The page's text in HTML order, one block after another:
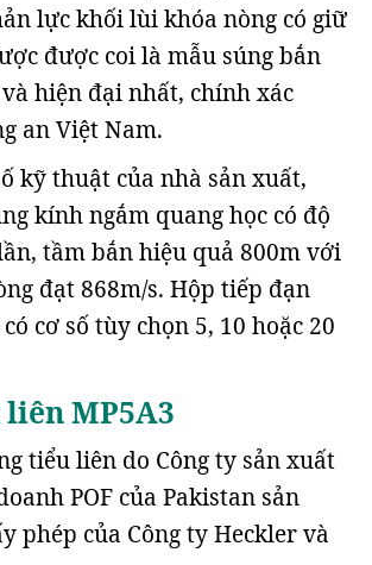
lực khối lùi khóa nòng có giữ
được coi là mẫu súng bắn
hiện đại nhất, chính xác
an Việt Nam.
kỹ thuật của nhà sản xuất,
kính ngắm quang học có độ
tầm bắn hiệu quả 800m với
đạt 868m/s. Hộp tiếp đạn
cơ số tùy chọn 5, 10 hoặc 20
MP5A3
tiểu liên do Công ty sản xuất
POF của Pakistan sản
phép của Công ty Heckler và